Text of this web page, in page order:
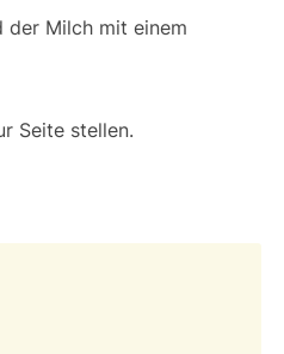
der Milch mit einem
Seite stellen.